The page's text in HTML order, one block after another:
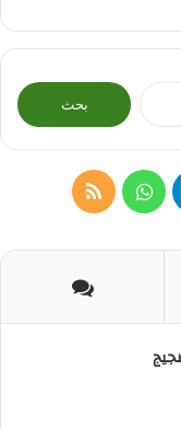
البحث
عن:
واتسابملخص
RSS